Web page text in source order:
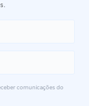
comunicações do